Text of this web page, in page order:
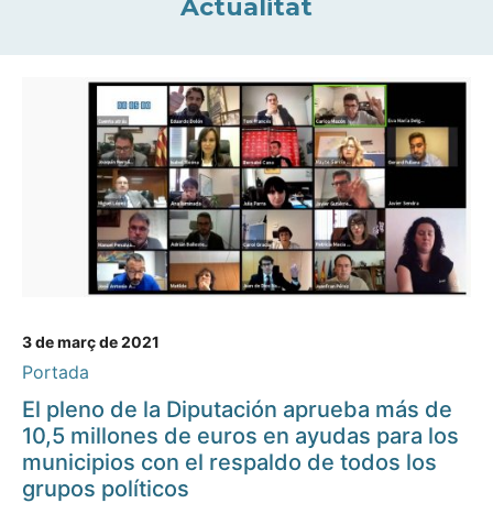
Actualitat
3 de març de 2021
Portada
El pleno de la Diputación aprueba más de
10,5 millones de euros en ayudas para los
municipios con el respaldo de todos los
grupos políticos